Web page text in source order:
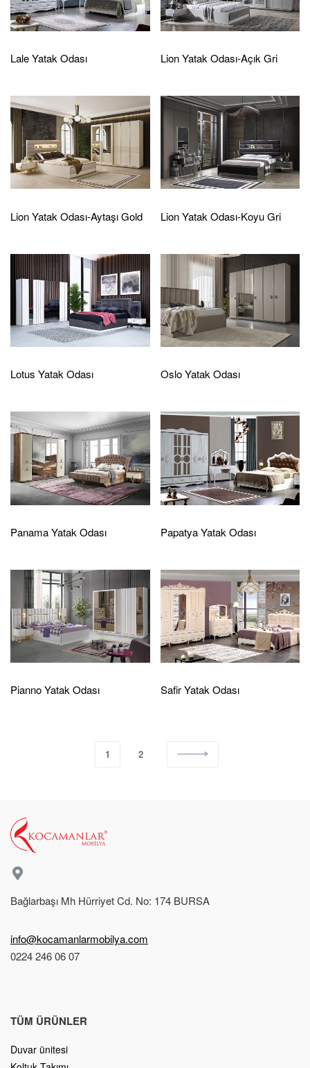
Lale Yatak Odası Lion Yatak Odası-Açık Gri
Lion Yatak Odası-Aytaşı Gold Lion Yatak Odası-Koyu Gri
Lotus Yatak Odası Oslo Yatak Odası
Panama Yatak Odası Papatya Yatak Odası
Pianno Yatak Odası Safir Yatak Odası
1 2
Bağlarbaşı Mh Hürriyet Cd. No: 174 BURSA
info@kocamanlarmobilya.com
0224 246 06 07
TÜM ÜRÜNLER
Duvar ünitesi